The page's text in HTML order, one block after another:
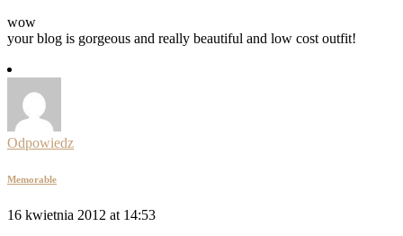
wow
your blog is gorgeous and really beautiful and low cost outfit!
Odpowiedz
Memorable
16 kwietnia 2012 at 14:53